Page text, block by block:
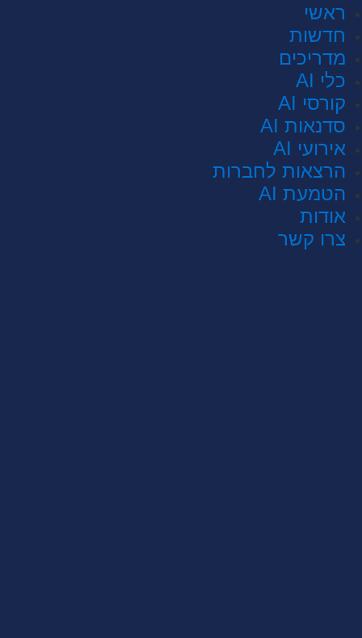
ראשי
חדשות
מדריכים
כלי AI
קורסי AI
סדנאות AI
אירועי AI
הרצאות לחברות
הטמעת AI
אודות
צרו קשר